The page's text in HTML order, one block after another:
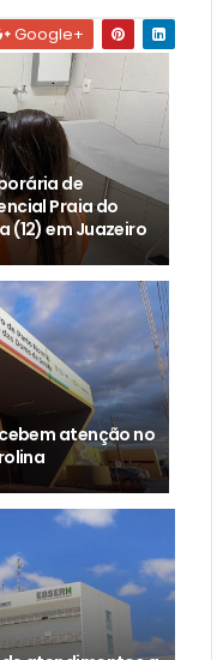
Google+
de
Praia do
em Juazeiro
atenção no